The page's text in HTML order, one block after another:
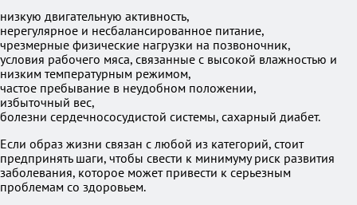
низкую двигательную активность,
нерегулярное и несбалансированное питание,
чрезмерные физические нагрузки на позвоночник,
условия рабочего мяса, связанные с высокой влажностью и
низким температурным режимом,
частое пребывание в неудобном положении,
избыточный вес,
болезни сердечнососудистой системы, сахарный диабет.
Если образ жизни связан с любой из категорий, стоит
предпринять шаги, чтобы свести к минимуму риск развития
заболевания, которое может привести к серьезным
проблемам со здоровьем.